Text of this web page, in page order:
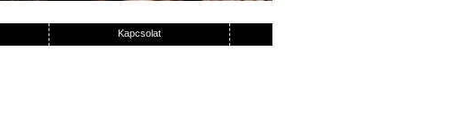
Kapcsolat